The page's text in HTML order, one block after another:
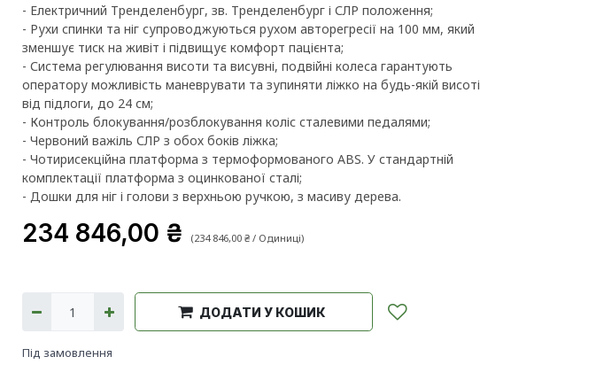
- Електричний Тренделенбург, зв. Тренделенбург і СЛР положення;
- Рухи спинки та ніг супроводжуються рухом авторегресії на 100 мм, який
зменшує тиск на живіт і підвищує комфорт пацієнта;
- Система регулювання висоти та висувні, подвійні колеса гарантують
оператору можливість маневрувати та зупиняти ліжко на будь-якій висоті
від підлоги, до 24 см;
- Контроль блокування/розблокування коліс сталевими педалями;
- Червоний важіль СЛР з обох боків ліжка;
- Чотирисекційна платформа з термоформованого ABS. У стандартній
комплектації платформа з оцинкованої сталі;
- Дошки для ніг і голови з верхньою ручкою, з масиву дерева.
234 846,00 ₴ (234 846,00 ₴ / Одиниці)
ДОДАТИ У КОШИК
Під замовлення